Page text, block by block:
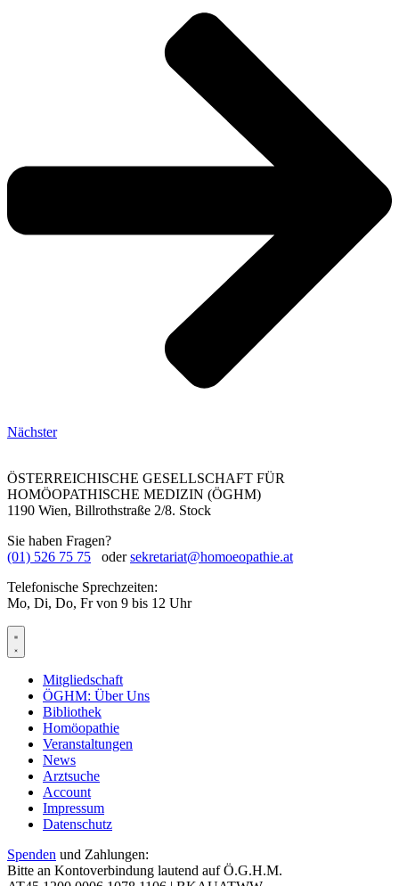
Nächster
ÖSTERREICHISCHE GESELLSCHAFT FÜR
HOMÖOPATHISCHE MEDIZIN (ÖGHM)
1190 Wien, Billrothstraße 2/8. Stock
Sie haben Fragen?
(01) 526 75 75 odersekretariat@homoeopathie.at
Telefonische Sprechzeiten:
Mo, Di, Do, Fr von 9 bis 12 Uhr
Mitgliedschaft
ÖGHM: Über Uns
Bibliothek
Homöopathie
Veranstaltungen
News
Arztsuche
Account
Impressum
Datenschutz
Spenden und Zahlungen:
Bitte an Kontoverbindung lautend auf Ö.G.H.M.